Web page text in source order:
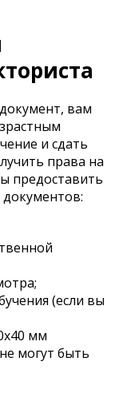
вам
и сдать
права на
предоставить
(если вы
мм
могут быть